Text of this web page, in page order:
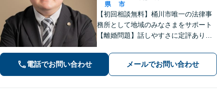
県
市
【初回相談無料】桶川市唯一の法律事
務所として地域のみなさまをサポート
【離婚問題】話しやすさに定評あり！1
イス【インターネット】スピーディー
な対応で円滑な解決を目指します【桶
川駅6分】【オンライン相談OK】
電話でお問い合わせ メールでお問い合わせ